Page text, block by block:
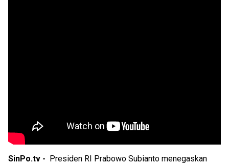
SinPo.tv -
Presiden RI Prabowo Subianto menegaskan